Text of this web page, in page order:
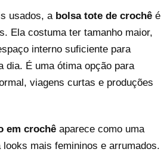
usados, a bolsa tote de crochê é
Ela costuma ter tamanho maior,
interno suficiente para
dia. É uma ótima opção para
viagens curtas e produções
em crochê aparece como uma
mais femininos e arrumados.